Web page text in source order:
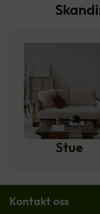
Stue
Kontakt oss